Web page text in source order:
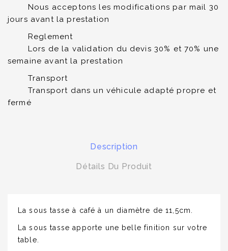
Nous acceptons les modifications par mail 30
jours avant la prestation
Reglement
Lors de la validation du devis 30% et 70% une
semaine avant la prestation
Transport
Transport dans un véhicule adapté propre et
fermé
Description
Détails Du Produit
La sous tasse à café à un diamètre de 11,5cm.
La sous tasse apporte une belle finition sur votre
table.